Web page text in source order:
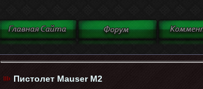
Пистолет Mauser M2